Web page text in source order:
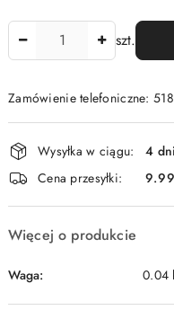
szt.
Zamówienie telefoniczne:
Dostępność
i
dostawa
Wysyłka w ciągu:
4 dni
Cena przesyłki:
9.99
Więcej o produkcie
Waga: 0.04